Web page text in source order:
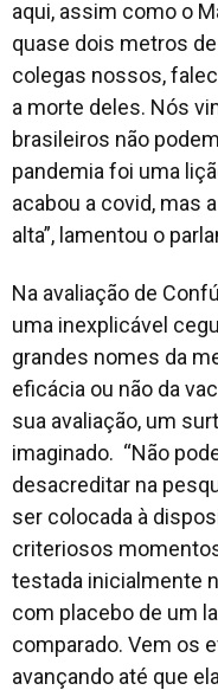
aqui, assim como o
quase dois metros
colegas nossos,
a morte deles. Nós
brasileiros não
pandemia foi uma
acabou a covid, mas
alta”, lamentou o
Na avaliação de
uma inexplicável
grandes nomes da
eficácia ou não da
sua avaliação, um
imaginado. “Não
desacreditar na
ser colocada à
criteriosos
testada inicialmente
com placebo de um
comparado. Vem os
avançando até que